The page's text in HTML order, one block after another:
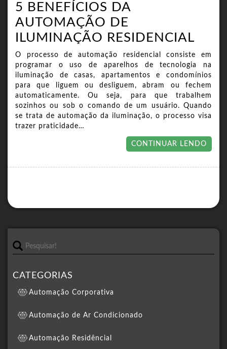
5 BENEFÍCIOS DA
AUTOMAÇÃO DE
ILUMINAÇÃO RESIDENCIAL
O processo de automação residencial consiste em
programar o uso de aparelhos de tecnologia na
iluminação de casas, apartamentos e condomínios
para que liguem ou desliguem, abram ou fechem
automaticamente. Ou seja, para que trabalhem
sozinhos ou sob o comando de um usuário. Quando
se trata de automação da iluminação, o processo visa
trazer praticidade…
CONTINUAR LENDO
CATEGORIAS
Automação Corporativa
Automação de Ar Condicionado
Automação Residêncial